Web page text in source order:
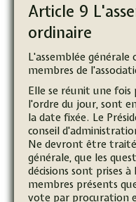
Article 9
ordinaire
L'assemblée
membres de
Elle se réunit une fois
l'ordre du jour, sont
la date fixée. Le
conseil
Ne devront être
générale, que les
décisions sont prises
membres présents
vote par procuration